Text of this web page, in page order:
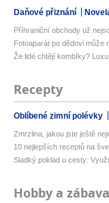
Daňové přiznání
Příhraniční obchody už
Fotoaparát po dědovi může
Že lidé chtějí kombíky?
Recepty
Oblíbené zimní polévky
Zmrzlina, jakou jste ještě
10 nejlepších receptů na
Sladký poklad u cesty:
Hobby a zábava